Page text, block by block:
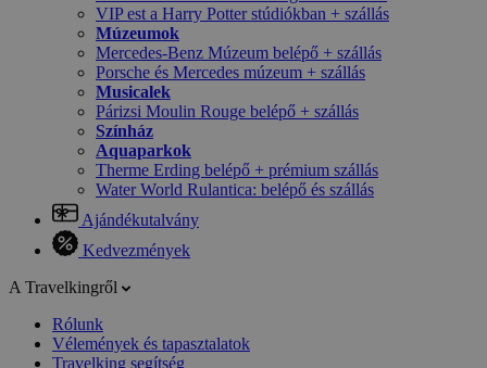
VIP est a Harry Potter stúdiókban + szállás
Múzeumok
Mercedes-Benz Múzeum belépő + szállás
Porsche és Mercedes múzeum + szállás
Musicalek
Párizsi Moulin Rouge belépő + szállás
Színház
Aquaparkok
Therme Erding belépő + prémium szállás
Water World Rulantica: belépő és szállás
Ajándékutalvány
Kedvezmények
A Travelkingről
Rólunk
Vélemények és tapasztalatok
Travelking segítség